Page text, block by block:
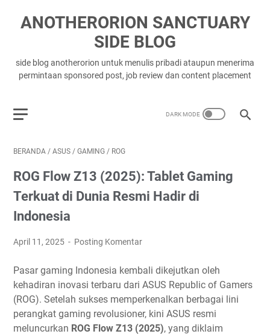
ANOTHERORION SANCTUARY
SIDE BLOG
side blog anotherorion untuk menulis pribadi ataupun menerima
permintaan sponsored post, job review dan content placement
BERANDA / ASUS / GAMING / ROG
ROG Flow Z13 (2025): Tablet Gaming
Terkuat di Dunia Resmi Hadir di
Indonesia
April 11, 2025 Posting Komentar
Pasar gaming Indonesia kembali dikejutkan oleh
kehadiran inovasi terbaru dari ASUS Republic of Gamers
(ROG). Setelah sukses memperkenalkan berbagai lini
perangkat gaming revolusioner, kini ASUS resmi
meluncurkan ROG Flow Z13 (2025), yang diklaim